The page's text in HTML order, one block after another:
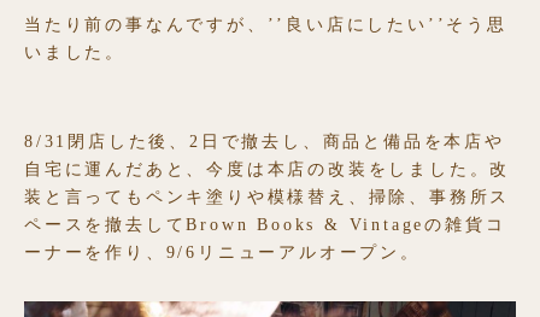
当たり前の事なんですが、’’良い店にしたい’’そう思
いました。
8/31閉店した後、2日で撤去し、商品と備品を本店や
自宅に運んだあと、今度は本店の改装をしました。改
装と言ってもペンキ塗りや模様替え、掃除、事務所ス
ペースを撤去してBrown Books & Vintageの雑貨コ
ーナーを作り、9/6リニューアルオープン。